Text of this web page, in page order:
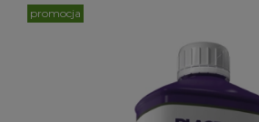
promocja